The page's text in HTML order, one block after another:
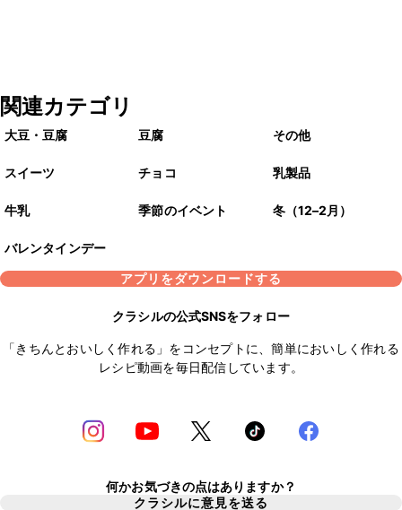
関連カテゴリ
大豆・豆腐 豆腐 その他
スイーツ チョコ 乳製品
牛乳 季節のイベント 冬（12–2月）
バレンタインデー
アプリをダウンロードする
クラシルの公式SNSをフォロー
「きちんとおいしく作れる」をコンセプトに、簡単においしく作れる
レシピ動画を毎日配信しています。
何かお気づきの点はありますか？
クラシルに意見を送る